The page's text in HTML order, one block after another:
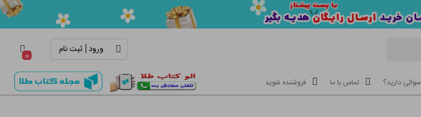
ورود| ثبت نام ۰
سوالی دارید؟ تماس با ما فروشنده شوید